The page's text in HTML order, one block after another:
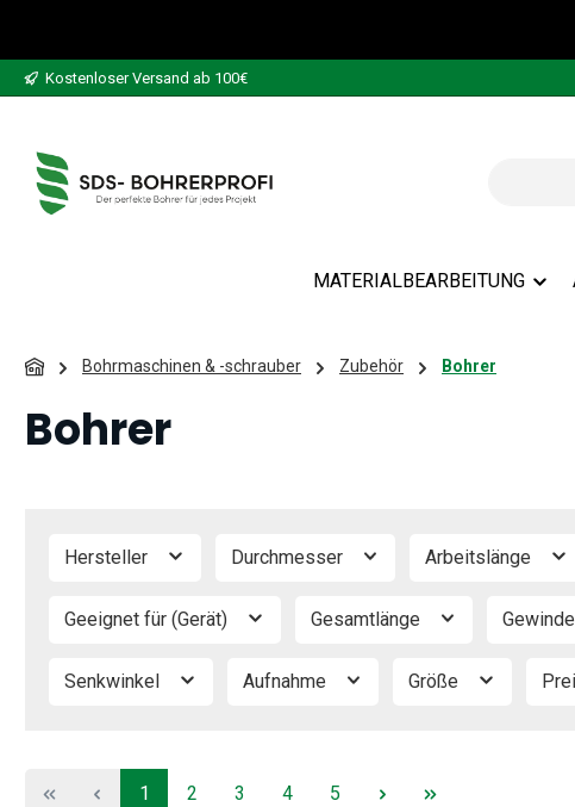
Kostenloser Versand ab 100€
MATERIALBEARBEITUNG
Bohrmaschinen & -schrauber Zubehör Bohrer
Bohrer
Hersteller Durchmesser Arbeitslänge
Geeignet für (Gerät) Gesamtlänge Gewinde
Senkwinkel Aufnahme Größe
Seite
1 Seite
2 Seite
3 Seite
4 Seite
5